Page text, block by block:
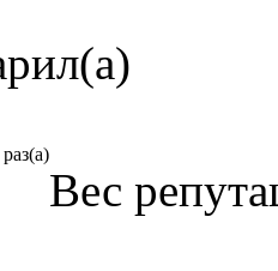
Вес